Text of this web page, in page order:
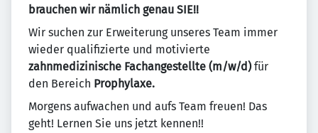
brauchen wir nämlich genau SIE!!
Wir suchen zur Erweiterung unseres Team immer
wieder qualifizierte und motivierte
zahnmedizinische Fachangestellte (m/w/d)für
den Bereich Prophylaxe.
Morgens aufwachen und aufs Team freuen! Das
geht! Lernen Sie uns jetzt kennen!!